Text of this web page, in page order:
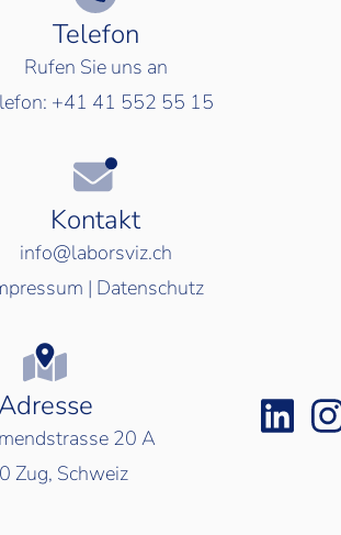
Telefon
Rufen Sie uns an
+41 41 552 55 15
Kontakt
info@laborsviz.ch
| Datenschutz
20 A
Zug, Schweiz